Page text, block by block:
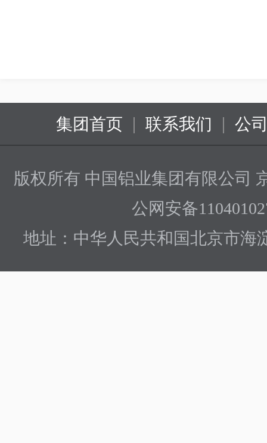
集团首页 | 联系我们 | 公
版权所有 中国铝业集团有限公司
公网安备
地址：中华人民共和国北京市海